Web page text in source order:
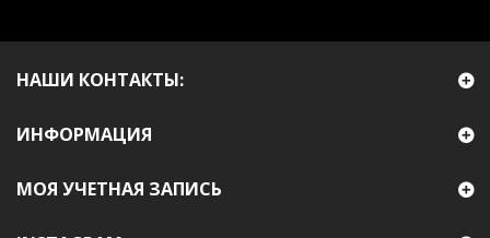
НАШИ КОНТАКТЫ:
ИНФОРМАЦИЯ
МОЯ УЧЕТНАЯ ЗАПИСЬ